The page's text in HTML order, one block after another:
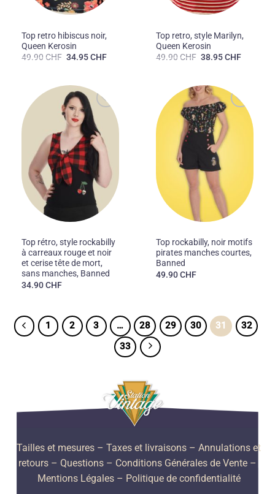
Top retro hibiscus noir,
Queen Kerosin
49.90 CHF Le
49.90 CHF.
34.95CHFLe
Top retro, style Marilyn,
Queen Kerosin
49.90 CHF Le
49.90 CHF.
38.95CHFLe
Ajouter
à la liste
des
souhaits
Top rétro, style rockabilly
à carreaux rouge et noir
et cerise tête de mort,
sans manches, Banned
34.90CHF
Ajouter
à la liste
des
souhaits
Top rockabilly, noir motifs
pirates manches courtes,
Banned
49.90CHF
1 2 3 … 28 29 30 31
32
33
Tailles et mesures – Taxes et livraisons – Annulations et
retours – Questions – Conditions Générales de Vente –
Mentions Légales – Politique de confidentialité